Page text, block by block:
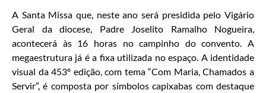
A Santa Missa que, neste ano será presidida pelo Vigário
Geral da diocese, Padre Joselito Ramalho Nogueira,
acontecerá às 16 horas no campinho do convento. A
megaestrutura já é a fixa utilizada no espaço. A identidade
visual da 453º edição, com tema “Com Maria, Chamados a
Servir”, é composta por símbolos capixabas com destaque